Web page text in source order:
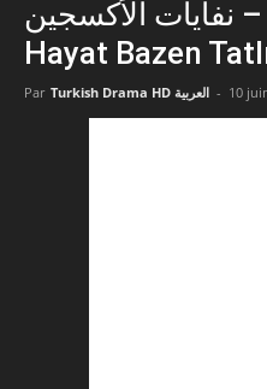
الأكسجين –
Hayat Bazen
Par Turkish Drama HD العربية - 10